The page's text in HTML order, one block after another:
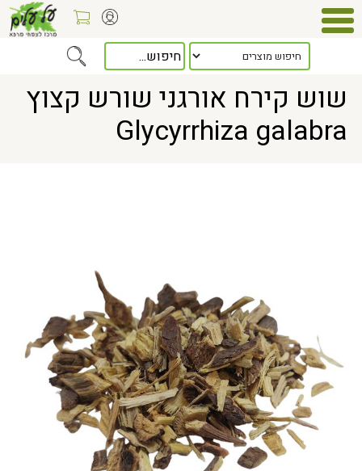
> שוש קירח אורגני שורש קצוץ Glycyrrhiza galabra
שוש קירח אורגני שורש קצוץ
Glycyrrhiza galabra